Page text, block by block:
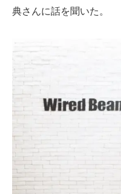
典さんに話を聞いた。